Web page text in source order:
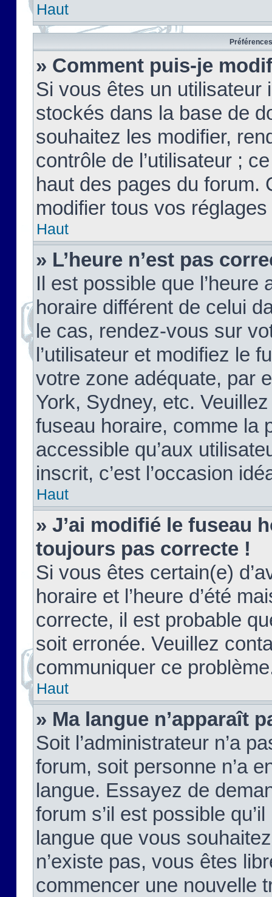
Haut
» Comment puis-je
Si vous êtes un
stockés dans la base de
souhaitez les modifier,
contrôle de l’utilisateur ;
haut des pages du forum.
modifier tous vos
Haut
» L’heure n’est pas
Il est possible que
horaire différent de celui
le cas, rendez-vous sur
l’utilisateur et modifiez le
votre zone adéquate, par
York, Sydney, etc.
fuseau horaire, comme la
accessible qu’aux
inscrit, c’est l’occasion
Haut
» J’ai modifié le fuseau
toujours pas correcte !
Si vous êtes certain(e)
horaire et l’heure d’été
correcte, il est probable
soit erronée. Veuillez
communiquer ce
Haut
» Ma langue n’apparaît
Soit l’administrateur n’a
forum, soit personne n’a
langue. Essayez de
forum s’il est possible
langue que vous
n’existe pas, vous êtes
commencer une nouvelle